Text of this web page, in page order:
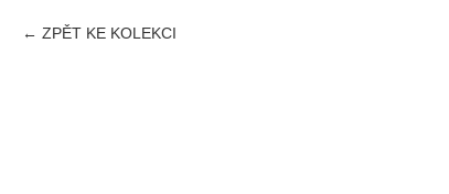
ZPĚT KE KOLEKCI